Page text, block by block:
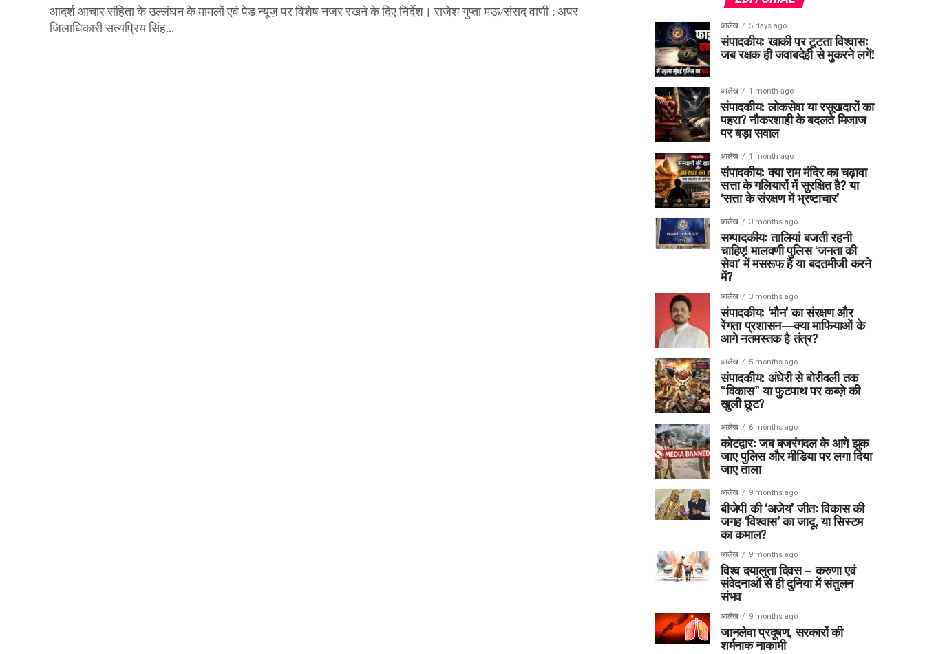
आदर्श आचार संहिता के उल्लंघन के मामलों एवं पेड न्यूज़ पर विशेष नजर रखने के दिए निर्देश। राजेश गुप्ता मऊ/संसद वाणी : अपर
जिलाधिकारी सत्यप्रिय सिंह...
आलेख 5 days ago
संपादकीय: खाकी पर टूटता विश्वास:
जब रक्षक ही जवाबदेही से मुकरने लगें!
आलेख 1 month ago
संपादकीय: लोकसेवा या रसूखदारों का
पहरा? नौकरशाही के बदलते मिजाज
पर बड़ा सवाल
आलेख 1 month ago
संपादकीय: क्या राम मंदिर का चढ़ावा
सत्ता के गलियारों में सुरक्षित है? या
‘सत्ता के संरक्षण में भ्रष्टाचार’
आलेख 3 months ago
सम्पादकीय: तालियां बजती रहनी
चाहिए! मालवणी पुलिस ‘जनता की
सेवा’ में मसरूफ है या बदतमीजी करने
में?
आलेख 3 months ago
संपादकीय: ‘मौन’ का संरक्षण और
रेंगता प्रशासन—क्या माफियाओं के
आगे नतमस्तक है तंत्र?
आलेख 5 months ago
संपादकीय: अंधेरी से बोरीवली तक
“विकास” या फुटपाथ पर कब्ज़े की
खुली छूट?
आलेख 6 months ago
कोटद्वार: जब बजरंगदल के आगे झुक
जाए पुलिस और मीडिया पर लगा दिया
जाए ताला
आलेख 9 months ago
बीजेपी की ‘अजेय’ जीत: विकास की
जगह ‘विश्वास’ का जादू, या सिस्टम
का कमाल?
आलेख 9 months ago
विश्व दयालुता दिवस – करुणा एवं
संवेदनाओं से ही दुनिया में संतुलन
संभव
आलेख 9 months ago
जानलेवा प्रदूषण, सरकारों की
शर्मनाक नाकामी